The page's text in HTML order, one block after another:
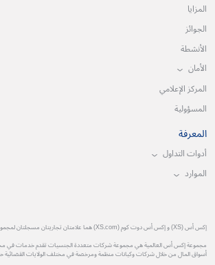
المزايا
الجوائز
الأنشطة
الأمان
المركز الإعلامي
المسؤولية
المعرفة
أدوات التداول
الموارد
إكس أس (XS) و إكس أس دوت كوم (XS.com) هما علامتان تجاريتان مسجلتان لمجموعة إكس أس العالمية.
مجموعة إكس أس العالمية هي مجموعة شركات متعددة الجنسيات تقدم خدمات في مجال
أسواق المال من خلال شركات وكيانات منظمة ومرخصة في مختلف الولايات القضائية